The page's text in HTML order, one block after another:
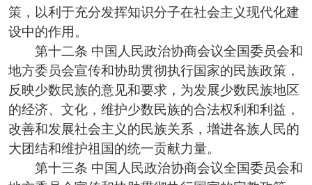
策，以利于充分发挥知识分子在社会主义现代化建
设中的作用。
第十二条 中国人民政治协商会议全国委员会和
地方委员会宣传和协助贯彻执行国家的民族政策，
反映少数民族的意见和要求，为发展少数民族地区
的经济、文化，维护少数民族的合法权利和利益，
改善和发展社会主义的民族关系，增进各族人民的
大团结和维护祖国的统一贡献力量。
第十三条 中国人民政治协商会议全国委员会和